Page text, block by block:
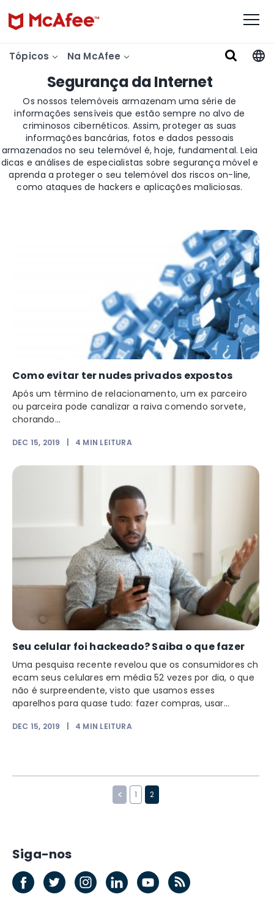
Tópicos Na McAfee
Segurança da Internet
Os nossos telemóveis armazenam uma série de
informações sensíveis que estão sempre no alvo de
criminosos cibernéticos. Assim, proteger as suas
informações bancárias, fotos e dados pessoais
armazenados no seu telemóvel é, hoje, fundamental. Leia
dicas e análises de especialistas sobre segurança móvel e
aprenda a proteger o seu telemóvel dos riscos on-line,
como ataques de hackers e aplicações maliciosas.
Como evitar ter nudes privados expostos
Após um término de relacionamento, um ex parceiro
ou parceira pode canalizar a raiva comendo sorvete,
chorando...
DEC 15, 2019 4 MIN LEITURA
Seu celular foi hackeado? Saiba o que fazer
Uma pesquisa recente revelou que os consumidores ch
ecam seus celulares em média 52 vezes por dia, o que
não é surpreendente, visto que usamos esses
aparelhos para quase tudo: fazer compras, usar...
DEC 15, 2019 4 MIN LEITURA
1 2
Siga-nos